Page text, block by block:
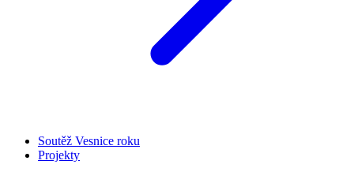
Soutěž Vesnice roku
Projekty